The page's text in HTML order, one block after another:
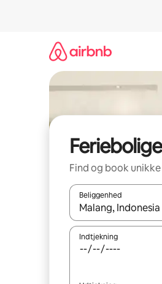
Find og book
Beliggenhed
Når resultaterne er
Indtjekning